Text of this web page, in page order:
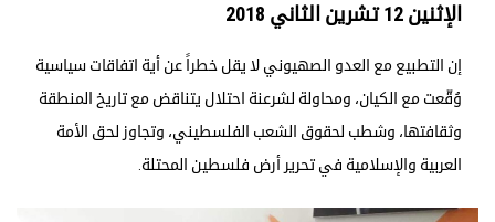
الإثنين 12 تشرين الثاني 2018
إن التطبيع مع العدو الصهيوني لا يقل خطراً عن أية اتفاقات سياسية
وُقّعت مع الكيان، ومحاولة لشرعنة احتلال يتناقض مع تاريخ المنطقة
وثقافتها، وشطب لحقوق الشعب الفلسطيني، وتجاوز لحق الأمة
العربية والإسلامية في تحرير أرض فلسطين المحتلة.